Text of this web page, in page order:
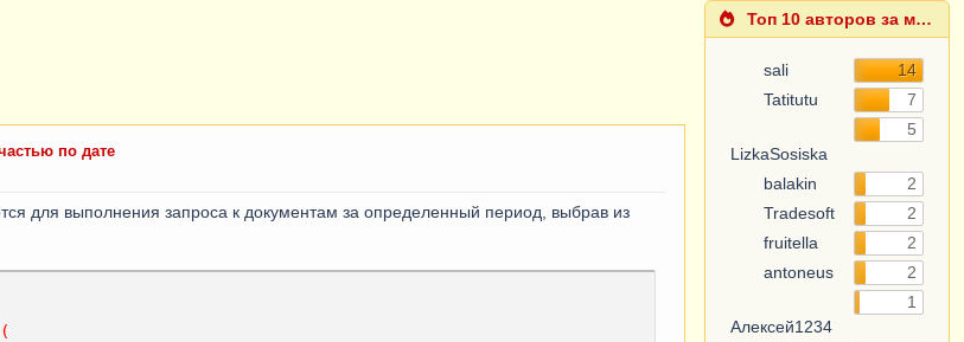
по дате
для выполнения запроса к документам за определенный период, выбрав из
Топ 10 авторов за месяц
sali
14
Tatitutu
7
LizkaSosiska
5
balakin
2
Tradesoft
2
fruitella
2
antoneus
2
Алексей1234
1